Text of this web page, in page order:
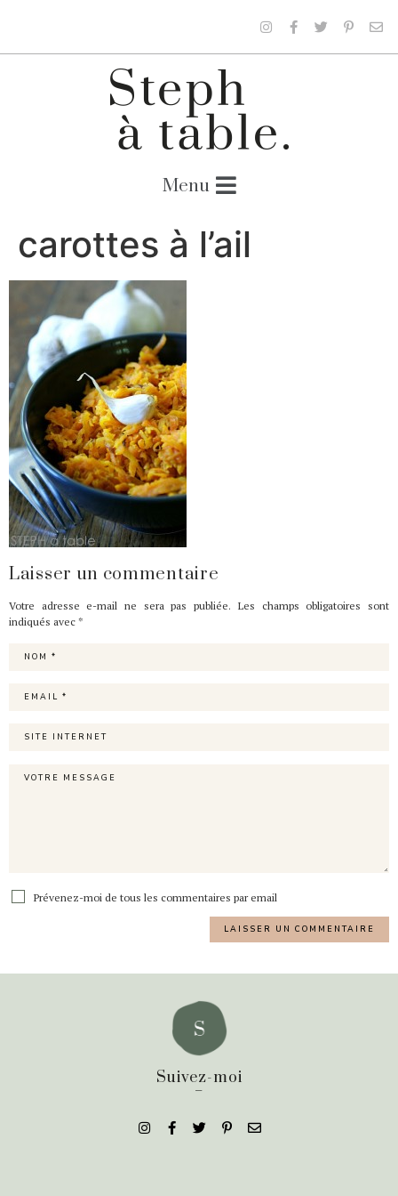
carottes à l’ail
Laisser un commentaire
Votre adresse e-mail ne sera pas publiée. Les champs obligatoires sont
indiqués avec *
Prévenez-moi de tous les commentaires par email
Suivez-moi
_